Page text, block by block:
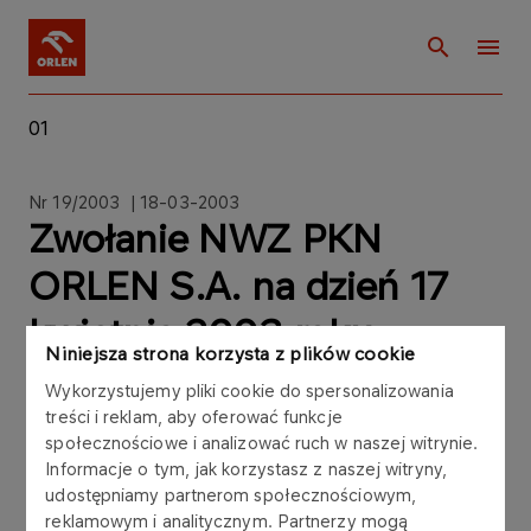
Niniejsza strona korzysta z plików cookie
Wykorzystujemy pliki cookie do spersonalizowania
treści i reklam, aby oferować funkcje
społecznościowe i analizować ruch w naszej witrynie.
Informacje o tym, jak korzystasz z naszej witryny,
udostępniamy partnerom społecznościowym,
reklamowym i analitycznym. Partnerzy mogą
01
Nr 19/2003 | 18-03-2003
Zwołanie NWZ PKN
ORLEN S.A. na dzień 17
kwietnia 2003 roku
Zarząd Polskiego Koncernu Naftowego ORLEN
Spółki Akcyjnej z siedzibą w Płocku przy ul.
Chemików 7, wpisanej do rejestru